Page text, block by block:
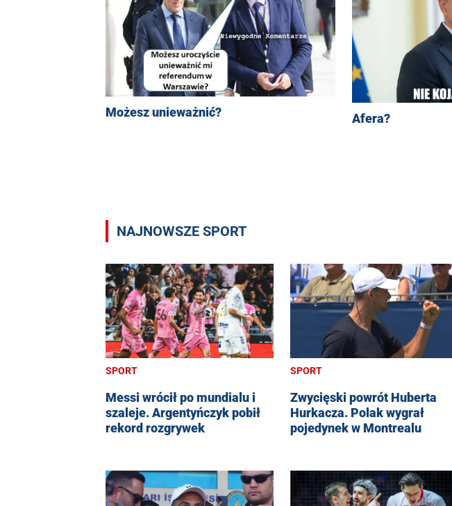
Możesz unieważnić?
Afera?
NAJNOWSZE SPORT
SPORT
Messi wrócił po mundialu i
szaleje. Argentyńczyk pobił
rekord rozgrywek
SPORT
Zwycięski powrót Huberta
Hurkacza. Polak wygrał
pojedynek w Montrealu